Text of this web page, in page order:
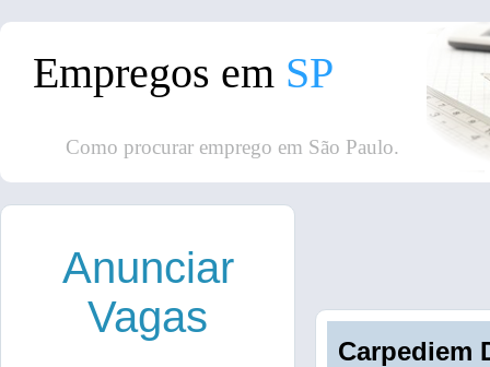
Empregos em SP
Como procurar emprego em São Paulo.
Anunciar
Vagas
Carpediem